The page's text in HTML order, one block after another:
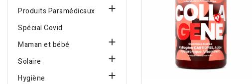
Produits Paramédicaux 
Spécial Covid
Maman et bébé

Solaire 
Hygiène 